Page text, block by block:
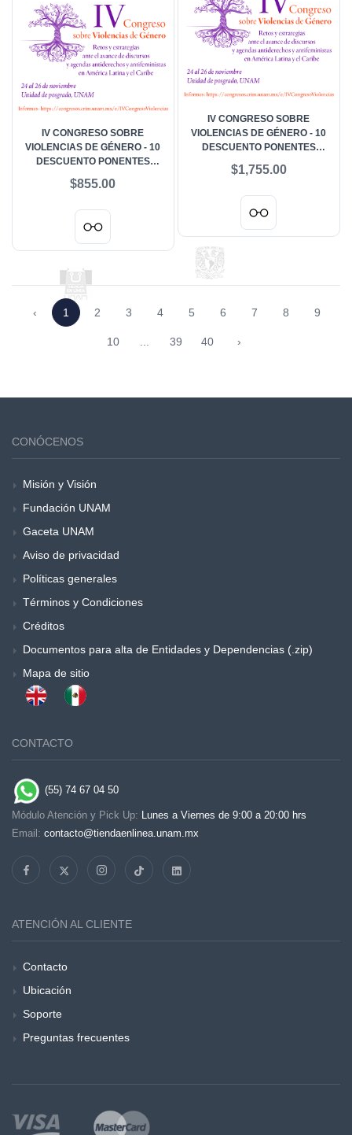
IV CONGRESO SOBRE
VIOLENCIAS DE GÉNERO - 10
DESCUENTO PONENTES
FUNCIONARIADO
$1,755.00
IV CONGRESO SOBRE
VIOLENCIAS DE GÉNERO - 10
DESCUENTO PONENTES
$855.00
‹ 1 2 3 4 5 6 7 8 9
10 39 40 ›
CONÓCENOS
Misión y Visión
Fundación UNAM
Gaceta UNAM
Aviso de privacidad
Políticas generales
Términos y Condiciones
Créditos
Documentos para alta de Entidades y Dependencias (.zip)
Mapa de sitio
CONTACTO
(55) 74 67 04 50
Módulo Atención y Pick Up:
Lunes a Viernes de 9:00 a 20:00 hrs
Email: contacto@tiendaenlinea.unam.mx
ATENCIÓN AL CLIENTE
Contacto
Ubicación
Soporte
Preguntas frecuentes